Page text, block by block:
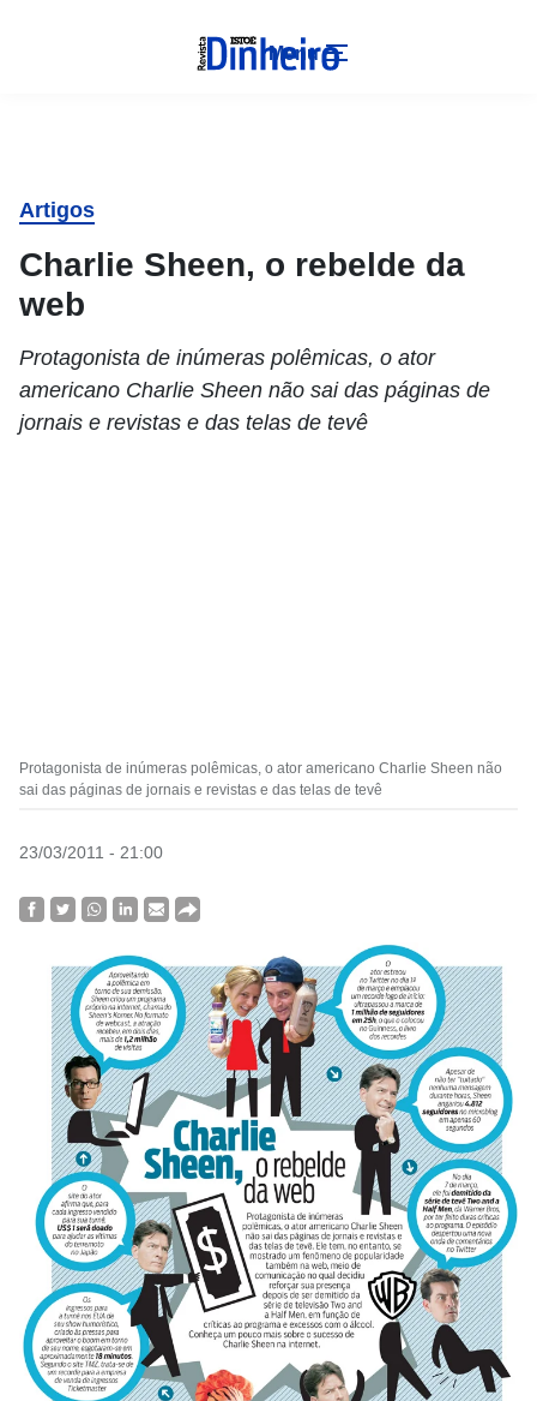
Menu
Artigos
Charlie Sheen, o rebelde da
web
Protagonista de inúmeras polêmicas, o ator
americano Charlie Sheen não sai das páginas de
jornais e revistas e das telas de tevê
Protagonista de inúmeras polêmicas, o ator americano Charlie Sheen não
sai das páginas de jornais e revistas e das telas de tevê
23/03/2011 - 21:00